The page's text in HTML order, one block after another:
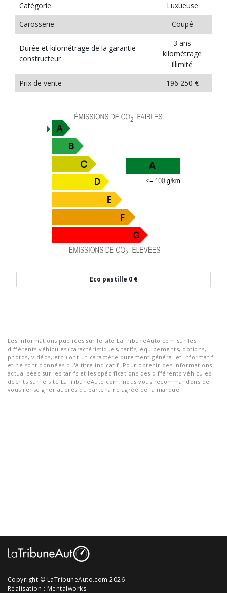
Catégorie
Luxueuse
Carosserie
Coupé
Durée et kilométrage de la garantie
constructeur
3 ans
kilométrage
illimité
Prix de vente
196 250 €
Eco pastille 0 €
Les informations publiées sur le site LaTribuneAuto.com sur les
différents véhicules (caractéristiques, tarifs, équipements, options,
photos, vidéos, etc.) ont un caractère purement général et informatif
et ne sont données qu'à titre indicatif. Pour obtenir des informations
actualisées sur les tarifs et les spécifications des différents véhicules
décrits sur le site LaTribuneAuto.com, nous vous recommandons de
vous renseigner auprès du partenaire agréé de la marque.
Copyright © LaTribuneAuto.com 2026
Réalisation : Mentalworks